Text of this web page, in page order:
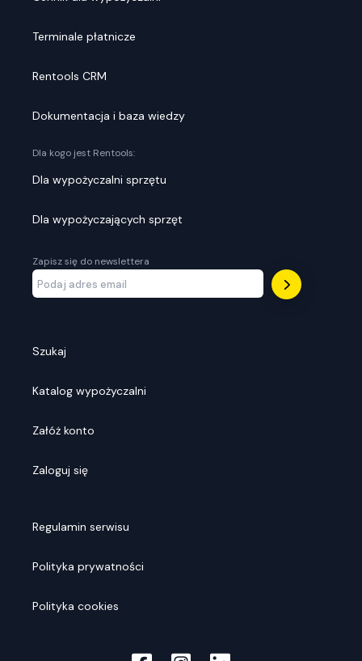
Terminale płatnicze
Rentools CRM
Dokumentacja i baza wiedzy
Dla kogo jest Rentools:
Dla wypożyczalni sprzętu
Dla wypożyczających sprzęt
Zapisz się do newslettera
Szukaj
Katalog wypożyczalni
Załóż konto
Zaloguj się
Regulamin serwisu
Polityka prywatności
Polityka cookies